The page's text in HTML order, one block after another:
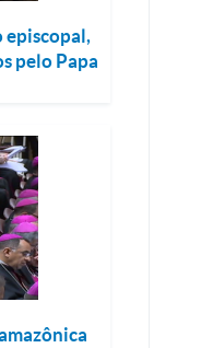
episcopal,
pelo Papa